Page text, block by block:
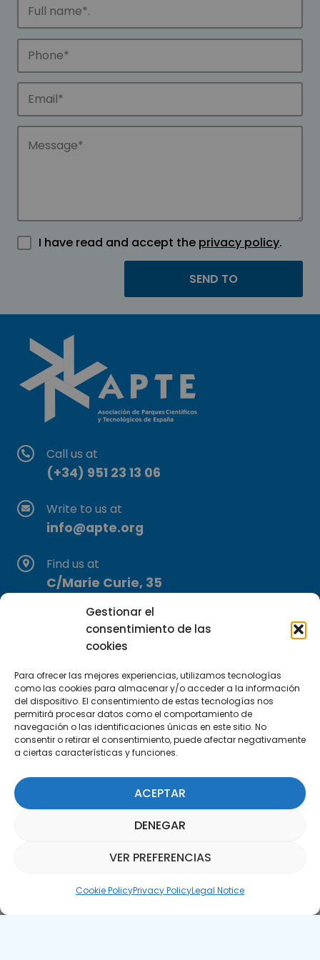
Gestionar el
consentimiento de las
cookies
Para ofrecer las mejores experiencias, utilizamos tecnologías
como las cookies para almacenar y/o acceder a la información
del dispositivo. El consentimiento de estas tecnologías nos
permitirá procesar datos como el comportamiento de
navegación o las identificaciones únicas en este sitio. No
consentir o retirar el consentimiento, puede afectar negativamente
a ciertas características y funciones.
ACEPTAR
DENEGAR
VER PREFERENCIAS
Cookie PolicyPrivacy PolicyLegal Notice
I have read and accept the privacy policy.
Call us at
(+34) 951 23 13 06
Write to us at
info@apte.org
Find us at
C/Marie Curie, 35
29590 Campanillas, Málaga
Subscribe to our Newsletter
SUBSCRIBE HERE